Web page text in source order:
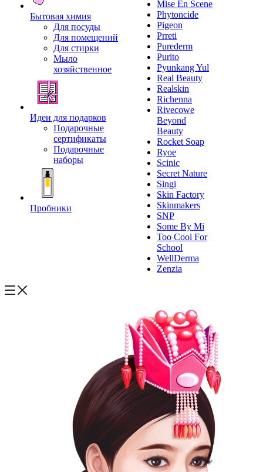
Бытовая химия
Для посуды
Для помещений
Для стирки
Мыло
хозяйственное
Идеи для подарков
Подарочные
сертификаты
Подарочные
наборы
Пробники
Mise En Scene
Phytoncide
Pigeon
Prreti
Purederm
Purito
Pyunkang Yul
Real Beauty
Realskin
Richenna
Rivecowe
Beyond
Beauty
Rocket Soap
Ryoe
Scinic
Secret Nature
Singi
Skin Factory
Skinmakers
SNP
Some By Mi
Too Cool For
School
WellDerma
Zenzia